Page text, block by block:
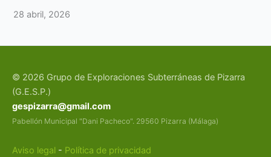
28 abril, 2026
© 2026 Grupo de Exploraciones Subterráneas de Pizarra
(G.E.S.P.)
gespizarra@gmail.com
Pabellón Municipal "Dani Pacheco". 29560 Pizarra (Málaga)
Aviso legal - Política de privacidad